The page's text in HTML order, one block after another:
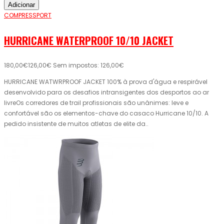
Adicionar
COMPRESSPORT
HURRICANE WATERPROOF 10/10 JACKET
180,00€126,00€ Sem impostos: 126,00€
HURRICANE WATWRPROOF JACKET 100% à prova d'água e respirável
desenvolvido para os desafios intransigentes dos desportos ao ar
livreOs corredores de trail profissionais são unânimes: leve e
confortável são os elementos-chave do casaco Hurricane 10/10. A
pedido insistente de muitos atletas de elite da..